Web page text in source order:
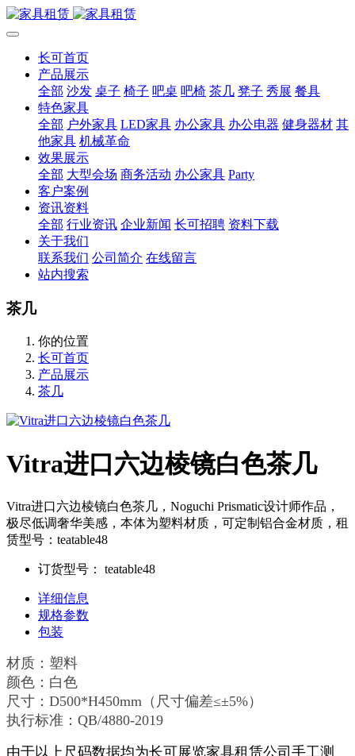
长可首页
产品展示
全部 沙发 桌子 椅子 吧桌 吧椅 茶几 凳子 秀展 餐具
特色家具
全部 户外家具 LED家具 办公家具 办公电器 健身器材 其
他家具 机械革命
效果展示
全部 大型会场 商务活动 办公家具 Party
客户案例
资讯资料
全部 行业资讯 企业新闻 长可招聘 资料下载
关于我们
联系我们 公司简介 在线留言
站内搜索
茶几
你的位置
长可首页
产品展示
茶几
Vitra进口六边棱镜白色茶几
Vitra进口六边棱镜白色茶几，Noguchi Prismatic设计师作品，
极尽低调奢华美感，本体为塑料材质，可定制铝合金材质，租
赁型号：teatable48
订货型号： teatable48
详细信息
规格参数
包装
材质：塑料
颜色：白色
尺寸：D500*H450mm（尺寸偏差≤±5%）
执行标准：QB/4880-2019
由于以上尺码数据均为长可展览家具租赁公司手工测